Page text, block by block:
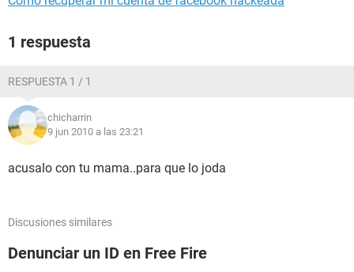
1 respuesta
RESPUESTA 1 / 1
chicharrin
9 jun 2010 a las 23:21
acusalo con tu mama..para que lo joda
Discusiones similares
Denunciar un ID en Free Fire